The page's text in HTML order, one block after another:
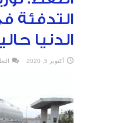
التدفئة
الدنيا
أكتوبر 5, 2020